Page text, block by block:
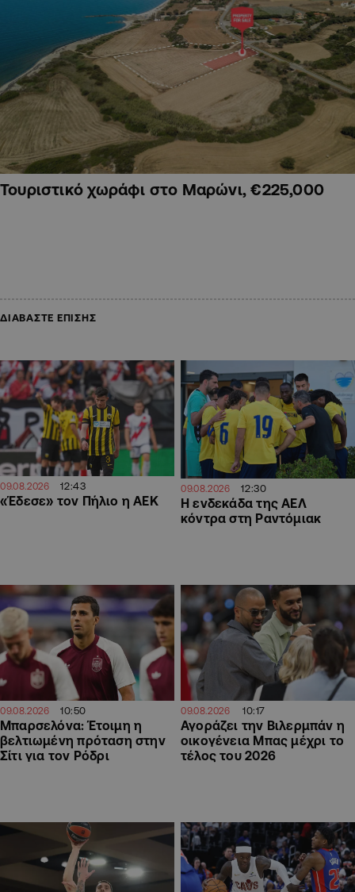
Τουριστικό χωράφι στο Μαρώνι, €225,000
ΔΙΑΒΑΣΤΕ ΕΠΙΣΗΣ
09.08.2026 12:43
«Έδεσε» τον Πήλιο η ΑΕΚ
09.08.2026 12:30
Η ενδεκάδα της ΑΕΛ
κόντρα στη Ραντόμιακ
09.08.2026 10:50
Μπαρσελόνα: Έτοιμη η
βελτιωμένη πρόταση στην
Σίτι για τον Ρόδρι
09.08.2026 10:17
Αγοράζει την Βιλερμπάν η
οικογένεια Μπας μέχρι το
τέλος του 2026